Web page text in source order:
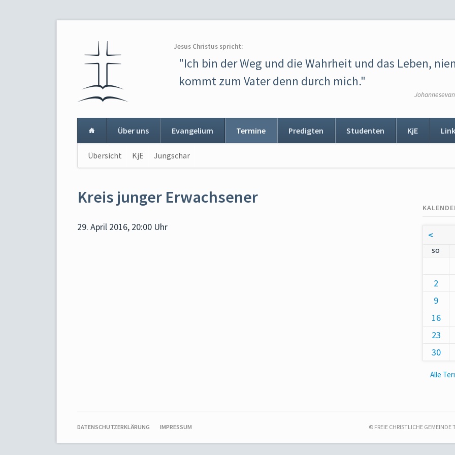
Jesus Christus spricht:
"Ich bin der Weg und die Wahrheit und das Leben,
kommt zum Vater denn durch mich."
Über uns Evangelium Termine Predigten Studenten KjE
Navigation
überspringen
Übersicht KjE Jungschar
Kreis junger Erwachsener
29. April 2016, 20:00 Uhr
<
SO
2
9
16
23
30
Alle
NAVIGATION
DATENSCHUTZERKLÄRUNG IMPRESSUM © FREIE CHRISTLICHE GEMEINDE